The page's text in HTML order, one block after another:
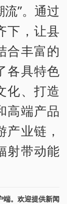
”。通过
下，让县
合丰富的
各具特色
化、打造
高端产品
业链，
射带动能
端。欢迎提供新闻